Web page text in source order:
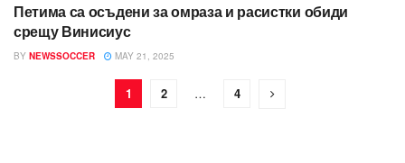
BLOG
Петима са осъдени за омраза и расистки обиди
срещу Винисиус
BY NEWSSOCCER MAY 21, 2025
1 2 … 4